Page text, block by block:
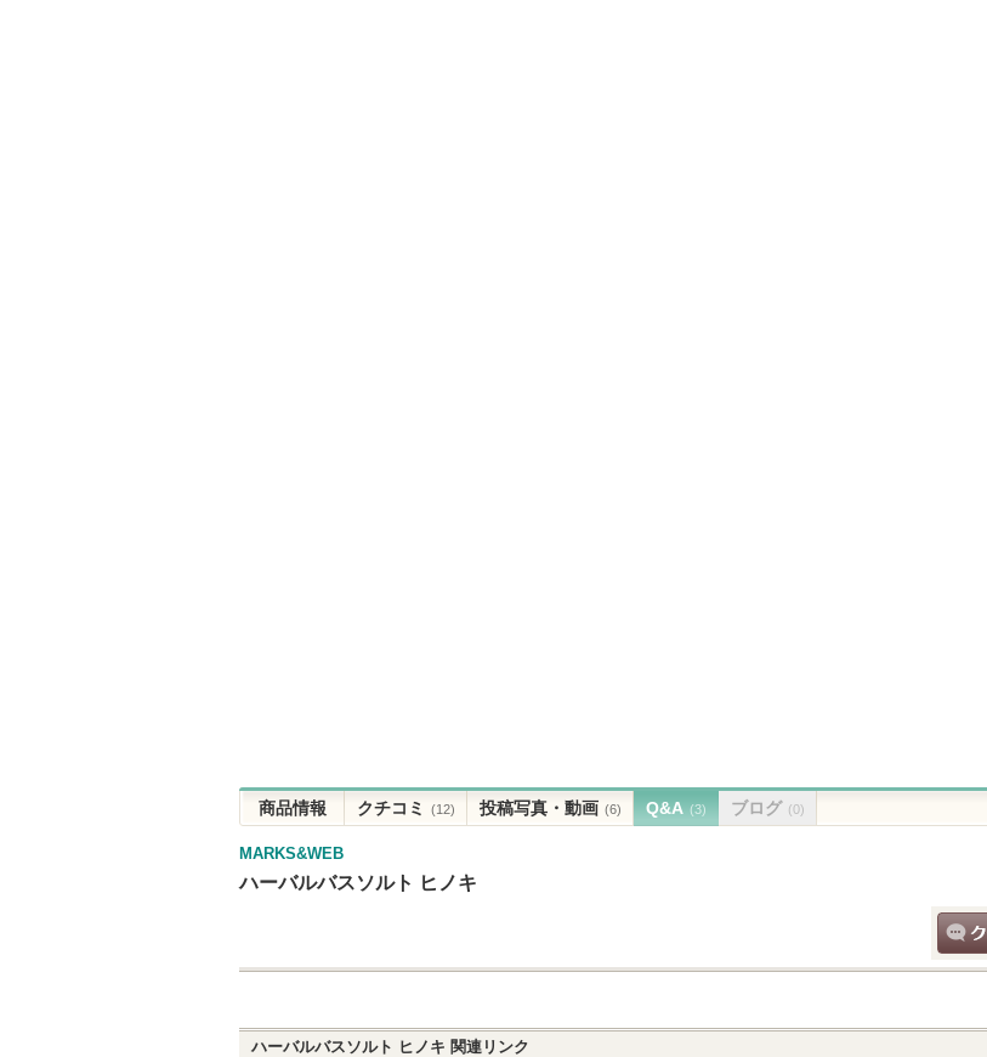
商品情報 クチコミ (12) 投稿写真・動画 (6) Q&A (3) ブログ (0)
MARKS&WEB
ハーバルバスソルト ヒノキ
ハーバルバスソルト ヒノキ 関連リンク